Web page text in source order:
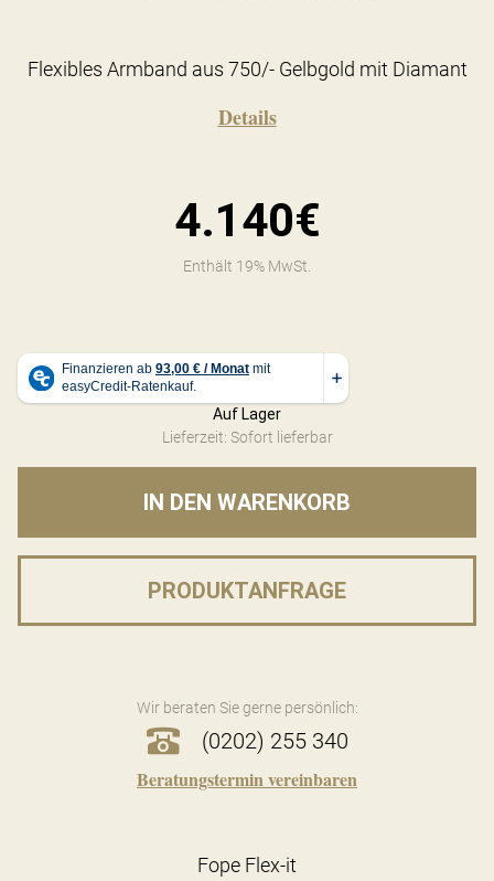
Flexibles Armband aus 750/- Gelbgold mit Diamant
Details
4.140€
Enthält 19% MwSt.
Auf Lager
Lieferzeit: Sofort lieferbar
IN DEN WARENKORB
PRODUKTANFRAGE
Wir beraten Sie gerne persönlich:
(0202) 255 340
Beratungstermin vereinbaren
Fope Flex-it